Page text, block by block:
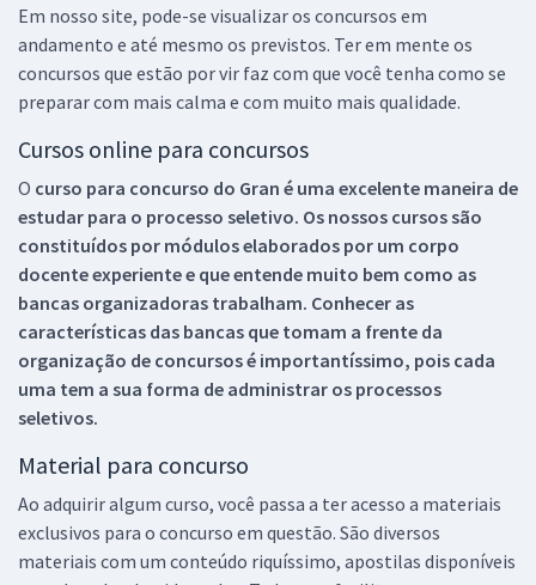
Em nosso site, pode-se visualizar os concursos em
andamento e até mesmo os previstos. Ter em mente os
concursos que estão por vir faz com que você tenha como se
preparar com mais calma e com muito mais qualidade.
Cursos online para concursos
O curso para concurso do Gran é uma excelente maneira de
estudar para o processo seletivo. Os nossos cursos são
constituídos por módulos elaborados por um corpo
docente experiente e que entende muito bem como as
bancas organizadoras trabalham. Conhecer as
características das bancas que tomam a frente da
organização de concursos é importantíssimo, pois cada
uma tem a sua forma de administrar os processos
seletivos.
Material para concurso
Ao adquirir algum curso, você passa a ter acesso a materiais
exclusivos para o concurso em questão. São diversos
materiais com um conteúdo riquíssimo, apostilas disponíveis